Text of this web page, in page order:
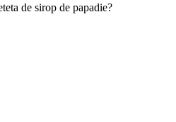
de sirop de papadie?